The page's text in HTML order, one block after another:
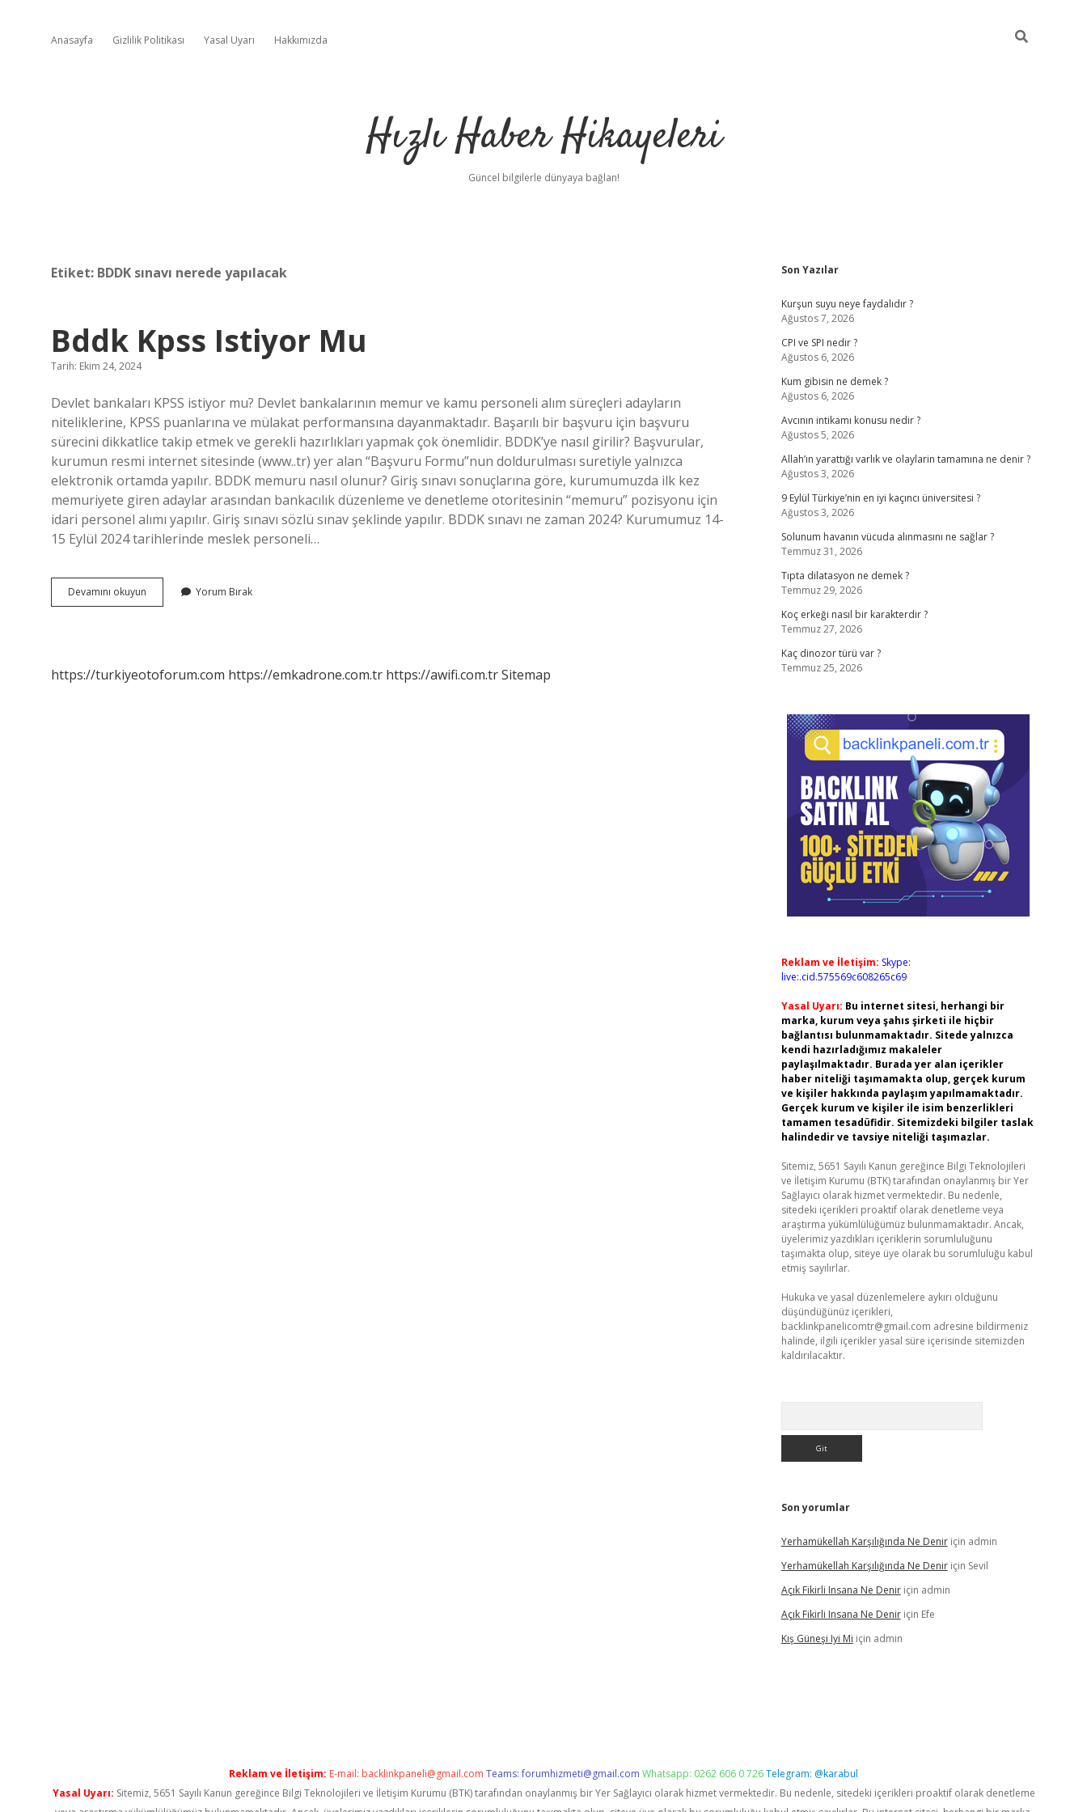
Anasayfa Gizlilik Politikası Yasal Uyarı Hakkımızda
Hızlı Haber Hikayeleri
Güncel bilgilerle dünyaya bağlan!
Etiket: BDDK sınavı nerede yapılacak
Bddk Kpss Istiyor Mu
Tarih: Ekim 24, 2024
Devlet bankaları KPSS istiyor mu? Devlet bankalarının memur ve kamu personeli alım süreçleri adayların
niteliklerine, KPSS puanlarına ve mülakat performansına dayanmaktadır. Başarılı bir başvuru için başvuru
sürecini dikkatlice takip etmek ve gerekli hazırlıkları yapmak çok önemlidir. BDDK’ye nasıl girilir? Başvurular,
kurumun resmi internet sitesinde (www..tr) yer alan “Başvuru Formu”nun doldurulması suretiyle yalnızca
elektronik ortamda yapılır. BDDK memuru nasıl olunur? Giriş sınavı sonuçlarına göre, kurumumuzda ilk kez
memuriyete giren adaylar arasından bankacılık düzenleme ve denetleme otoritesinin “memuru” pozisyonu için
idari personel alımı yapılır. Giriş sınavı sözlü sınav şeklinde yapılır. BDDK sınavı ne zaman 2024? Kurumumuz 14-
15 Eylül 2024 tarihlerinde meslek personeli…
Devamını okuyun
Kpss
Yorum Bırak
https://turkiyeotoforum.com https://emkadrone.com.tr https://awifi.com.trSitemap
Sidebar
Son Yazılar
Kurşun suyu neye faydalıdır ?
Ağustos 7, 2026
CPI ve SPI nedir ?
Ağustos 6, 2026
Kum gibisin ne demek ?
Ağustos 6, 2026
Avcının intikamı konusu nedir ?
Ağustos 5, 2026
Allah’ın yarattığı varlık ve olaylarin tamamına ne denir ?
Ağustos 3, 2026
9 Eylül Türkiye’nin en iyi kaçıncı üniversitesi ?
Ağustos 3, 2026
Solunum havanın vücuda alınmasını ne sağlar ?
Temmuz 31, 2026
Tıpta dilatasyon ne demek ?
Temmuz 29, 2026
Koç erkeği nasıl bir karakterdir ?
Temmuz 27, 2026
Kaç dinozor türü var ?
Temmuz 25, 2026
Reklam ve İletişim: Skype:
live:.cid.575569c608265c69
Yasal Uyarı: Bu internet sitesi, herhangi bir
marka, kurum veya şahıs şirketi ile hiçbir
bağlantısı bulunmamaktadır. Sitede yalnızca
kendi hazırladığımız makaleler
paylaşılmaktadır. Burada yer alan içerikler
haber niteliği taşımamakta olup, gerçek kurum
ve kişiler hakkında paylaşım yapılmamaktadır.
Gerçek kurum ve kişiler ile isim benzerlikleri
tamamen tesadüfidir. Sitemizdeki bilgiler taslak
halindedir ve tavsiye niteliği taşımazlar.
Sitemiz, 5651 Sayılı Kanun gereğince Bilgi Teknolojileri
ve İletişim Kurumu (BTK) tarafından onaylanmış bir Yer
Sağlayıcı olarak hizmet vermektedir. Bu nedenle,
sitedeki içerikleri proaktif olarak denetleme veya
araştırma yükümlülüğümüz bulunmamaktadır. Ancak,
üyelerimiz yazdıkları içeriklerin sorumluluğunu
taşımakta olup, siteye üye olarak bu sorumluluğu kabul
etmiş sayılırlar.
Hukuka ve yasal düzenlemelere aykırı olduğunu
düşündüğünüz içerikleri,
backlinkpanelicomtr@gmail.com adresine bildirmeniz
halinde, ilgili içerikler yasal süre içerisinde sitemizden
kaldırılacaktır.
Son yorumlar
Yerhamükellah Karşılığında Ne Deniriçin admin
Yerhamükellah Karşılığında Ne Deniriçin Sevil
Açık Fikirli Insana Ne Deniriçin admin
Açık Fikirli Insana Ne Deniriçin Efe
Kış Güneşi Iyi Mi için admin
Reklam ve İletişim: E-mail: backlinkpaneli@gmail.com Teams:forumhizmeti@gmail.com Whatsapp: 0262 606 0 726Telegram: @karabul
Yasal Uyarı: Sitemiz, 5651 Sayılı Kanun gereğince Bilgi Teknolojileri ve İletişim Kurumu (BTK) tarafından onaylanmış bir Yer Sağlayıcı olarak hizmet vermektedir. Bu nedenle, sitedeki içerikleri proaktif olarak denetleme